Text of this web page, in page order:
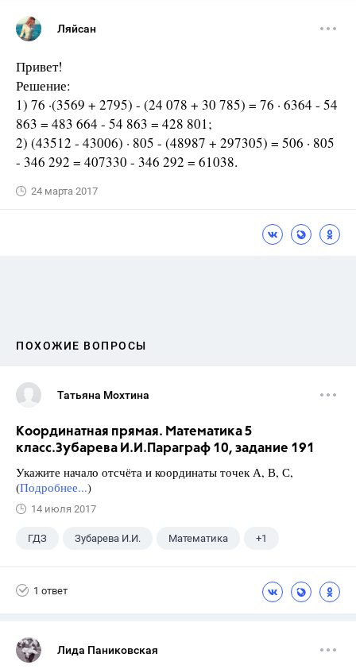
Ляйсан
Привет!
Решение:
1) 76 ·(3569 + 2795) - (24 078 + 30 785) = 76 · 6364 - 54
863 = 483 664 - 54 863 = 428 801;
2) (43512 - 43006) · 805 - (48987 + 297305) = 506 · 805
- 346 292 = 407330 - 346 292 = 61038.
24 марта 2017
ПОХОЖИЕ ВОПРОСЫ
Татьяна Мохтина
Координатная прямая. Математика 5
класс.Зубарева И.И.Параграф 10, задание 191
Укажите начало отсчёта и координаты точек А, В, С,
(Подробнее...)
14 июля 2017
ГДЗ Зубарева И.И. Математика +1
1 ответ
Лида Паниковская